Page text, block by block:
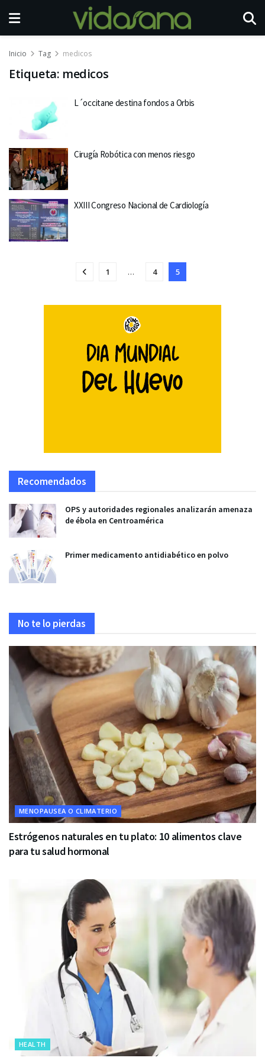
Inicio Tag medicos
Etiqueta: medicos
L´occitane destina fondos a Orbis
Cirugía Robótica con menos riesgo
XXIII Congreso Nacional de Cardiología
1 … 4 5
Recomendados
OPS y autoridades regionales analizarán amenaza
de ébola en Centroamérica
Primer medicamento antidiabético en polvo
No te lo pierdas
MENOPAUSEA O CLIMATERIO
Estrógenos naturales en tu plato: 10 alimentos clave
para tu salud hormonal
HEALTH